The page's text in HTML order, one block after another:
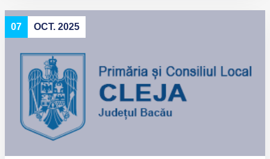
07 OCT. 2025